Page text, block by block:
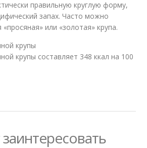
правильную круглую форму,
запах. Часто можно
или «золотая» крупа.
крупы
крупы составляет 348 ккал на 100